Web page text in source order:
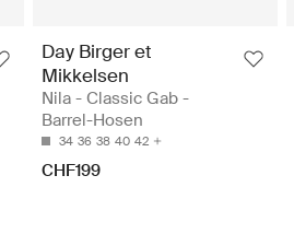
Day Birger et
Mikkelsen
Nila - Classic Gab -
Barrel-Hosen
34 36 38 40 42
CHF199